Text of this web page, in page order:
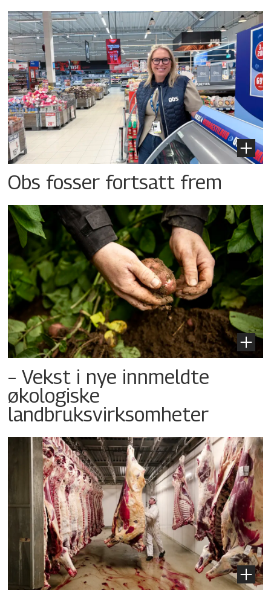
Obs fosser fortsatt frem
– Vekst i nye innmeldte
økologiske
landbruksvirksomheter